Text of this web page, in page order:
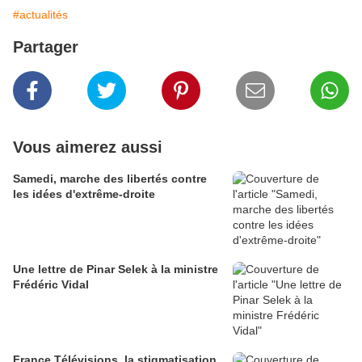
#actualités
Partager
Vous aimerez aussi
Samedi, marche des libertés contre
les idées d'extrême-droite
Une lettre de Pinar Selek à la ministre
Frédéric Vidal